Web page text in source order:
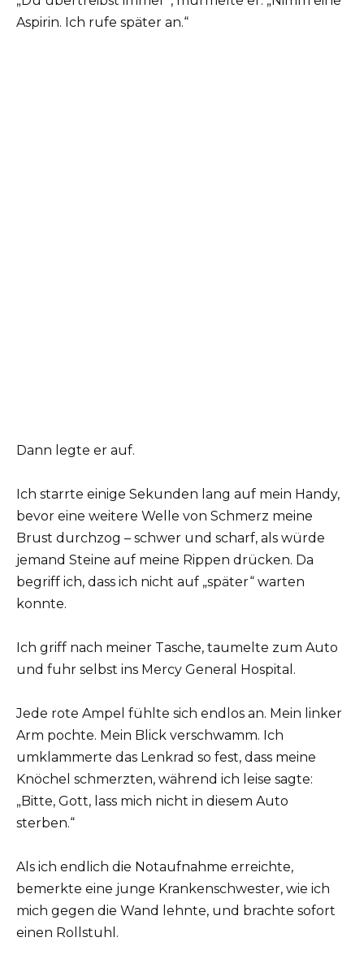
Aspirin. Ich rufe später an.“
Dann legte er auf.
Ich starrte einige Sekunden lang auf mein Handy,
bevor eine weitere Welle von Schmerz meine
Brust durchzog – schwer und scharf, als würde
jemand Steine auf meine Rippen drücken. Da
begriff ich, dass ich nicht auf „später“ warten
konnte.
Ich griff nach meiner Tasche, taumelte zum Auto
und fuhr selbst ins Mercy General Hospital.
Jede rote Ampel fühlte sich endlos an. Mein linker
Arm pochte. Mein Blick verschwamm. Ich
umklammerte das Lenkrad so fest, dass meine
Knöchel schmerzten, während ich leise sagte:
„Bitte, Gott, lass mich nicht in diesem Auto
sterben.“
Als ich endlich die Notaufnahme erreichte,
bemerkte eine junge Krankenschwester, wie ich
mich gegen die Wand lehnte, und brachte sofort
einen Rollstuhl.